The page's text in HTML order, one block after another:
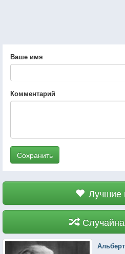
Ваше имя
Комментарий
Сохранить
Лучшие